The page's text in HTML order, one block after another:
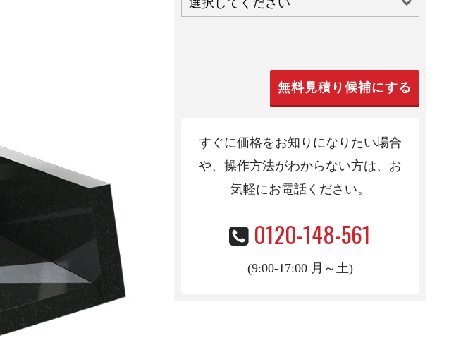
すぐに価格をお知りになりたい場合
や、操作方法がわからない方は、お
気軽にお電話ください。
0120-148-561
(9:00-17:00 月～土)